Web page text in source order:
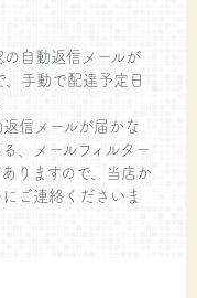
自動返信メールが
手動で配達予定日
信メールが届かな
、メールフィルター
りますので、当店か
ご連絡くださいま